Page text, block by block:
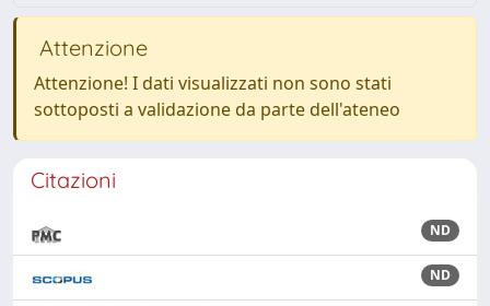
Attenzione
Attenzione! I dati visualizzati non sono stati
sottoposti a validazione da parte dell'ateneo
Citazioni
ND
ND